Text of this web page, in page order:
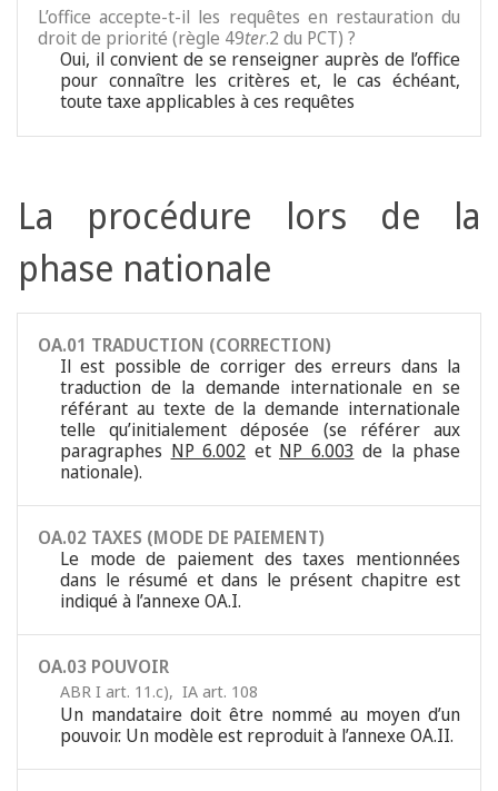
L’office accepte-t-il les requêtes en restauration du
droit de priorité (règle 49ter.2 du PCT) ?
Oui, il convient de se renseigner auprès de l’office
pour connaître les critères et, le cas échéant,
toute taxe applicables à ces requêtes
La procédure lors de la
phase nationale
OA.01 TRADUCTION (CORRECTION)
Il est possible de corriger des erreurs dans la
traduction de la demande internationale en se
référant au texte de la demande internationale
telle qu’initialement déposée (se référer aux
paragraphes NP 6.002 et NP 6.003 de la phase
nationale).
OA.02 TAXES (MODE DE PAIEMENT)
Le mode de paiement des taxes mentionnées
dans le résumé et dans le présent chapitre est
indiqué à l’annexe OA.I.
OA.03 POUVOIR
ABR I art. 11.c), IA art. 108
Un mandataire doit être nommé au moyen d’un
pouvoir. Un modèle est reproduit à l’annexe OA.II.